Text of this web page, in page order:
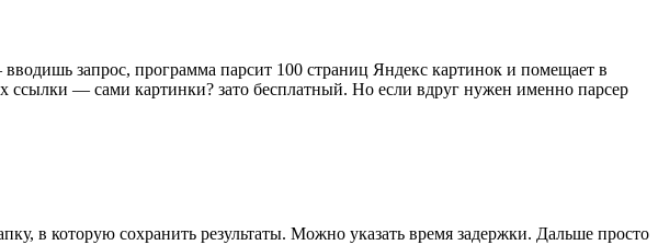
запрос, программа парсит 100 страниц Яндекс картинок и помещает в
ссылки — сами картинки? зато бесплатный. Но если вдруг нужен именно парсер
в которую сохранить результаты. Можно указать время задержки. Дальше просто